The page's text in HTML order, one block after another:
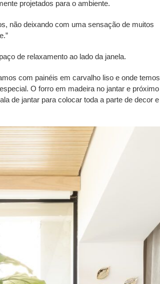
projetados para o ambiente.
não deixando com uma sensação de muitos
de relaxamento ao lado da janela.
com painéis em carvalho liso e onde temos
O forro em madeira no jantar e próximo
de jantar para colocar toda a parte de decor e